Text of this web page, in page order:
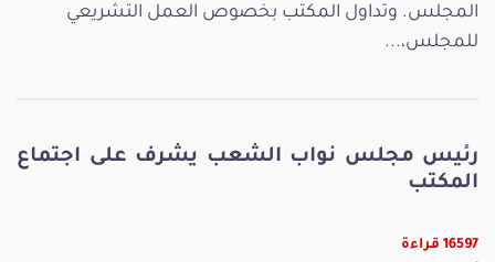
المجلس. وتداول المكتب بخصوص العمل التشريعي
للمجلس،...
رئيس مجلس نواب الشعب يشرف على اجتماع
المكتب
16597 قراءة